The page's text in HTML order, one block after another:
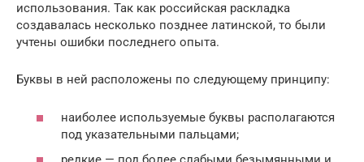
использования. Так как российская раскладка
создавалась несколько позднее латинской, то были
учтены ошибки последнего опыта.
Буквы в ней расположены по следующему принципу:
наиболее используемые буквы располагаются
под указательными пальцами;